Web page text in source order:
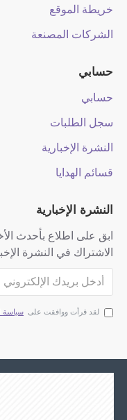
خريطة الموقع
الشركات المصنعة
حسابي
حسابي
سجل الطلبات
النشرة الإخبارية
قسائم الهدايا
النشرة الإخبارية
ابق على اطلاع بأحدث
الاشتراك في النشرة
لقد قرأت ووافقت على سياسة